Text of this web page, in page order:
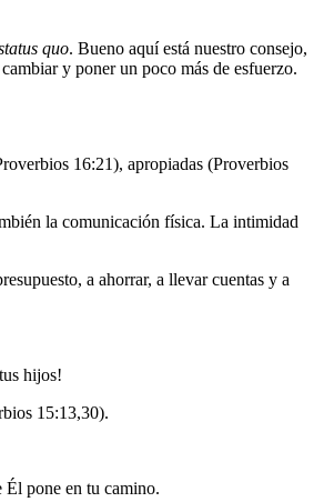
quo. Bueno aquí está nuestro consejo,
y poner un poco más de esfuerzo.
16:21), apropiadas (Proverbios
la comunicación física. La intimidad
a ahorrar, a llevar cuentas y a
hijos!
15:13,30).
Él pone en tu camino.